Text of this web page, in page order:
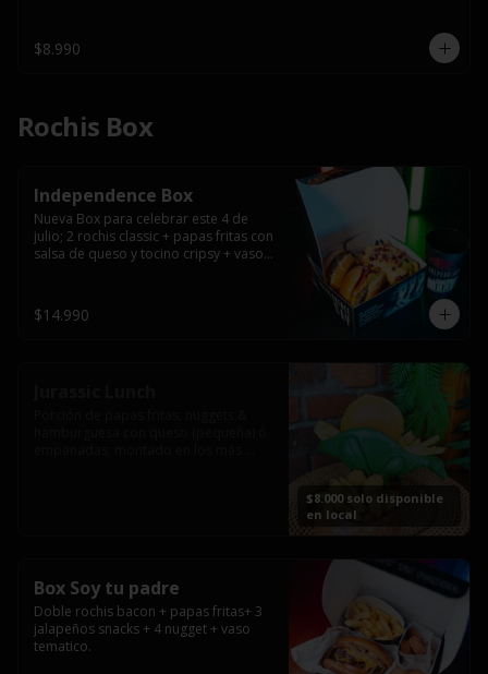
$8.990
Rochis Box
Independence Box
Nueva Box para celebrar este 4 de
julio; 2 rochis classic + papas fritas con
salsa de queso y tocino cripsy + vaso
$14.990
$8.000 solo disponible
en local
Box Soy tu padre
Doble rochis bacon + papas fritas+ 3
jalapeños snacks + 4 nugget + vaso
tematico.